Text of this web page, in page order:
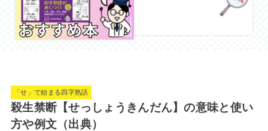
「せ」で始まる四字熟語
殺生禁断【せっしょうきんだん】の意味と使い
方や例文（出典）